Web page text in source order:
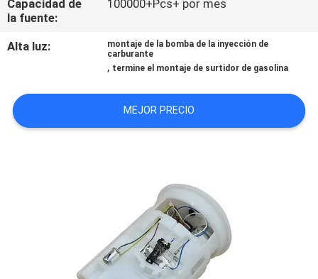
PIDA
UNA
MAPA
Capacidad de
la fuente:
100000+Pcs+ por mes
Alta luz:
montaje de la bomba de la inyección de
carburante
, termine el montaje de surtidor de gasolina
MEJOR PRECIO